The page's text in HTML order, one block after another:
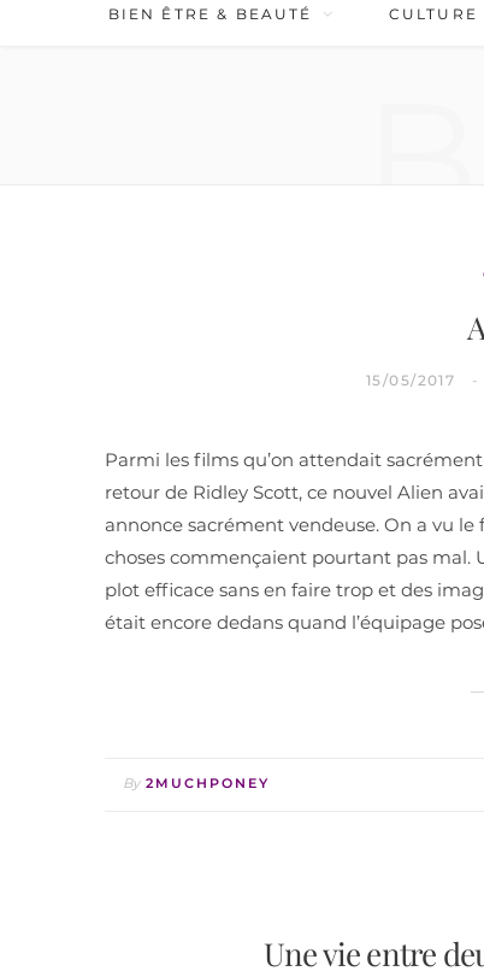
BIEN ÊTRE & BEAUTÉ CULTURE
15/05/2017
Parmi les films qu’on attendait
retour de Ridley Scott, ce nouvel Alien
annonce sacrément vendeuse. On a vu
choses commençaient pourtant pas
plot efficace sans en faire trop et des
était encore dedans quand l’équipage
By 2MUCHPONEY
Une vie entre